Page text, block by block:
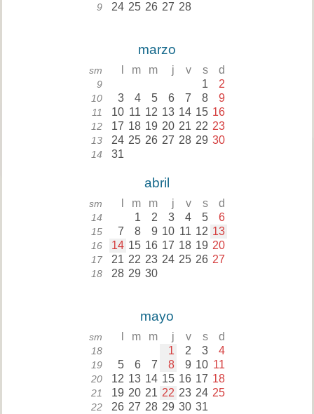
9 24 25 26 27 28
marzo
sm m m j v s d
9 1 2
10 3 4 5 6 7 8 9
11 10 11 12 13 14 15 16
12 17 18 19 20 21 22 23
13 24 25 26 27 28 29 30
14 31
abril
sm m m j v s d
14 1 2 3 4 5 6
15 7 8 9 10 11 12 13
16 14 15 16 17 18 19 20
17 21 22 23 24 25 26 27
18 28 29 30
mayo
sm m m j v s d
18 1 2 3 4
19 5 6 7 8 9 10 11
20 12 13 14 15 16 17 18
21 19 20 21 22 23 24 25
22 26 27 28 29 30 31